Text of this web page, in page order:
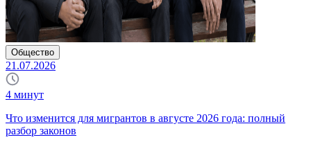
Общество
21.07.2026
4 минут
Что изменится для мигрантов в августе 2026 года: полный
разбор законов